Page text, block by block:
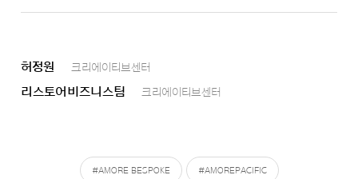
허정원 크리에이티브센터
리스토어비즈니스팀 크리에이티브센터
#AMORE BESPOKE #AMOREPACIFIC